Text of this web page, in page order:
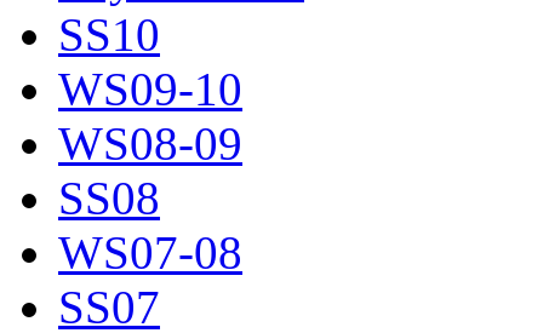
SS10
WS09-10
WS08-09
SS08
WS07-08
SS07